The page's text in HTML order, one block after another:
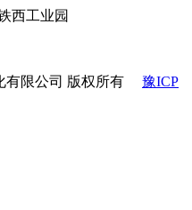
西工业园
有限公司 版权所有 豫ICP